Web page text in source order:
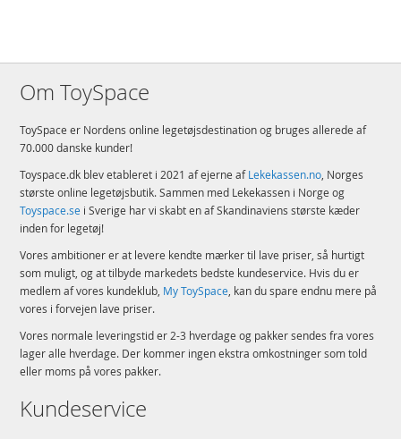
Om ToySpace
ToySpace er Nordens online legetøjsdestination og bruges allerede af
70.000 danske kunder!
Toyspace.dk blev etableret i 2021 af ejerne afLekekassen.no, Norges
største online legetøjsbutik. Sammen med Lekekassen i Norge og
Toyspace.se i Sverige har vi skabt en af Skandinaviens største kæder
inden for legetøj!
Vores ambitioner er at levere kendte mærker til lave priser, så hurtigt
som muligt, og at tilbyde markedets bedste kundeservice. Hvis du er
medlem af vores kundeklub, My ToySpace, kan du spare endnu mere på
vores i forvejen lave priser.
Vores normale leveringstid er 2-3 hverdage og pakker sendes fra vores
lager alle hverdage. Der kommer ingen ekstra omkostninger som told
eller moms på vores pakker.
Kundeservice